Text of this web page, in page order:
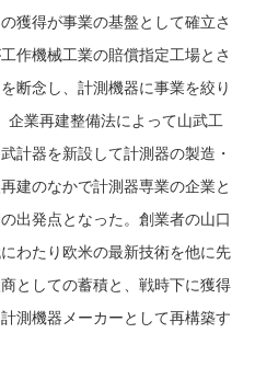
獲得が事業の基盤として確立さ
作機械工業の賠償指定工場とさ
断念し、計測機器に事業を絞り
企業再建整備法によって山武工
計器を新設して計測器の製造・
建のなかで計測器専業の企業と
出発点となった。創業者の山口
わたり欧米の最新技術を他に先
としての蓄積と、戦時下に獲得
測機器メーカーとして再構築す